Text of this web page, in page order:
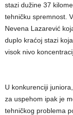
stazi dužine 37
tehničku spremnost.
Nevena Lazarević
duplo kraćoj stazi
visok nivo
U konkurenciji
za uspehom ipak je
tehničkog problema